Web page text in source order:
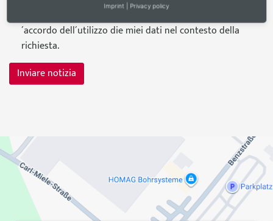
´accordo dell´utilizzo die miei dati nel contesto della
richiesta.
Imprint Privacy policy